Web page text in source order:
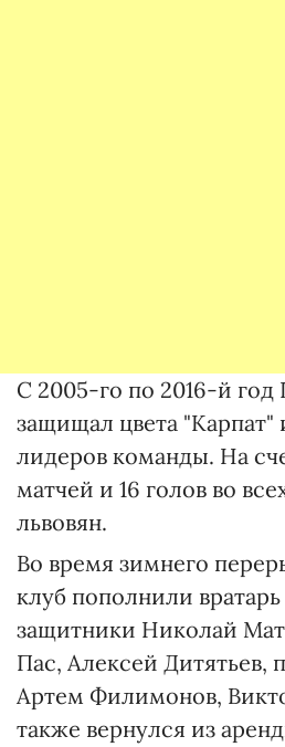
С 2005-го по 2016-й
защищал цвета
лидеров команды. На
матчей и 16 голов во
львовян.
Во время зимнего
клуб пополнили
защитники Николай
Пас, Алексей Дитятьев,
Артем Филимонов,
также вернулся из